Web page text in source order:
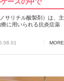
サリチル酸製剤）は、主
に用いられる抗炎症薬
MORE